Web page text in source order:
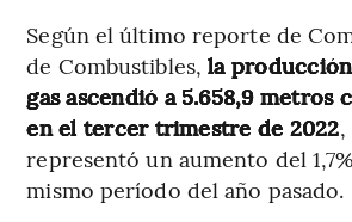
Según el último reporte de
de Combustibles, la
gas ascendió a 5.658,9 metros
en el tercer trimestre de 2022
representó un aumento del
mismo período del año pasado.